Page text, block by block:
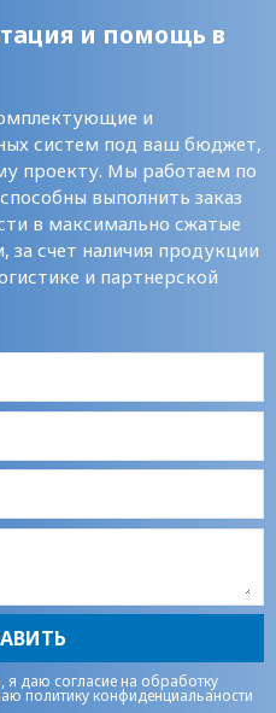
и помощь в
и
систем под ваш бюджет,
проекту. Мы работаем по
выполнить заказ
в максимально сжатые
счет наличия продукции
и партнерской
я даю согласие на обработку
политику конфиденциальаности